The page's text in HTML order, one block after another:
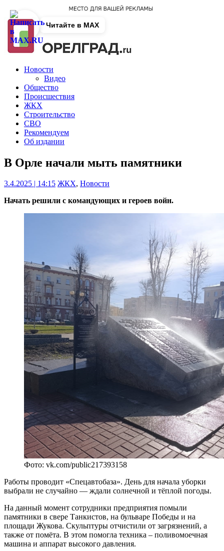
Новости
Видео
Общество
Происшествия
ЖКХ
Строительство
СВО
Рекомендуем
Об издании
В Орле начали мыть памятники
3.4.2025 | 14:15 ЖКХ, Новости
Начать решили с командующих и героев войн.
Фото: vk.com/public217393158
Работы проводит «Спецавтобаза». День для начала уборки
выбрали не случайно — ждали солнечной и тёплой погоды.
На данный момент сотрудники предприятия помыли
памятники в свере Танкистов, на бульваре Победы и на
площади Жукова. Скульптуры отчистили от загрязнений, а
также от помёта. В этом помогла техника – поливомоечная
машина и аппарат высокого давления.
Читайте в MAX